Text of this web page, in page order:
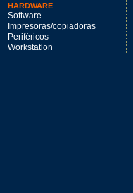
HARDWARE
Software
Impresoras/copiadoras
Periféricos
Workstation